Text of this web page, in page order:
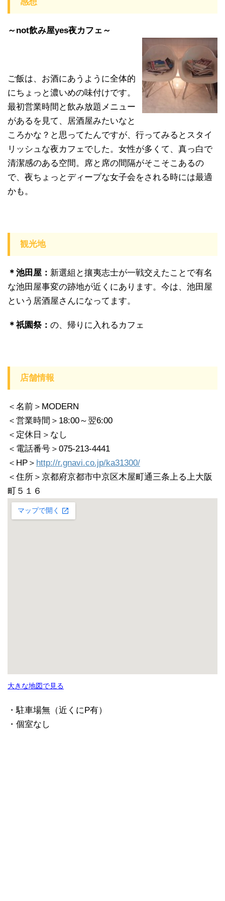
感想
～not飲み屋yes夜カフェ～
ご飯は、お酒にあうように全体的
にちょっと濃いめの味付けです。
最初営業時間と飲み放題メニュー
があるを見て、居酒屋みたいなと
ころかな？と思ってたんですが、行ってみるとスタイ
リッシュな夜カフェでした。女性が多くて、真っ白で
清潔感のある空間。席と席の間隔がそこそこあるの
で、夜ちょっとディープな女子会をされる時には最適
かも。
観光地
＊池田屋： 新選組と攘夷志士が一戦交えたことで有名
な池田屋事変の跡地が近くにあります。今は、池田屋
という居酒屋さんになってます。
＊祇園祭： の、帰りに入れるカフェ
店舗情報
＜名前＞MODERN
＜営業時間＞18:00～翌6:00
＜定休日＞なし
＜電話番号＞075-213-4441
＜HP＞ http://r.gnavi.co.jp/ka31300/
＜住所＞京都府京都市中京区木屋町通三条上る上大阪
町５１６
大きな地図で見る
・駐車場無（近くにP有）
・個室なし